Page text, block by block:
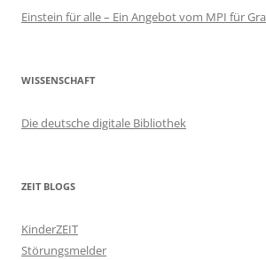
Einstein für alle – Ein Angebot vom MPI für
WISSENSCHAFT
Die deutsche digitale Bibliothek
ZEIT BLOGS
KinderZEIT
Störungsmelder